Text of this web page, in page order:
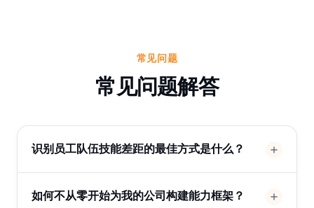
常见问题
常见问题解答
识别员工队伍技能差距的最佳方式是什么？
如何不从零开始为我的公司构建能力框架？